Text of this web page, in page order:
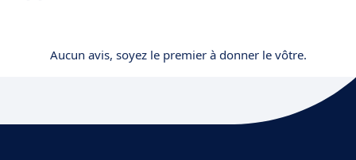
Aucun avis, soyez le premier à donner le vôtre.